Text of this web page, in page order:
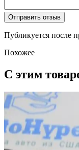
Отправить отзыв
Публикуется после
Похожее
С этим